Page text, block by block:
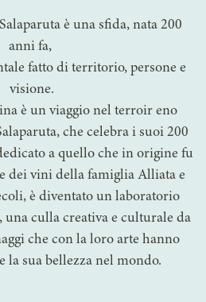
è una sfida, nata 200
anni fa,
fatto di territorio, persone e
visione.
è un viaggio nel terroir eno
che celebra i suoi 200
a quello che in origine fu
dei vini della famiglia Alliata e
è diventato un laboratorio
una culla creativa e culturale da
che con la loro arte hanno
la sua bellezza nel mondo.